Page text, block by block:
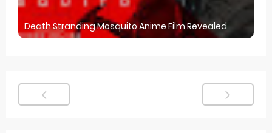
Death Stranding Mosquito Anime Film Revealed